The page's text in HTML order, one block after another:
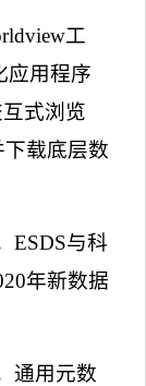
工
应用程序
式浏览
载底层数
ESDS与科
年新数据
通用元数